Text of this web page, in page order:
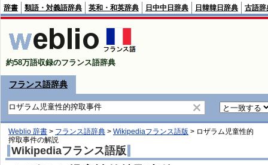
辞書 類語・対義語辞典 英和・和英辞典 日中中日辞典 日韓韓日辞典 古語辞
約58万語収録のフランス語辞典
フランス語辞典
Weblio 辞書 > フランス語辞典 > Wikipediaフランス語版 > ロザラム児童性的
搾取事件の解説
Wikipediaフランス語版